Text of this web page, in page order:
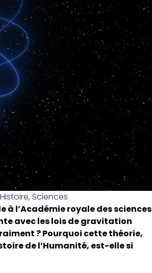
Histoire,Sciences
à l’Académie royale des sciences
avec les lois de gravitation
? Pourquoi cette théorie,
de l’Humanité, est-elle si